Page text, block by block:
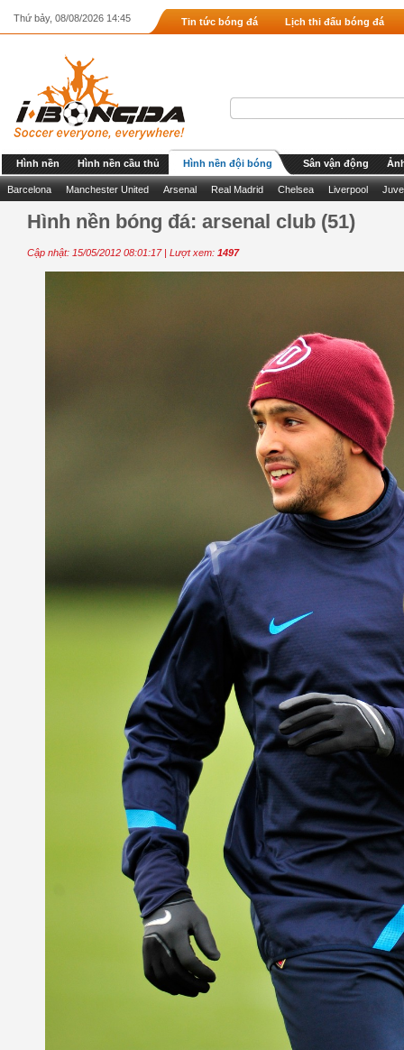
Thứ bảy, 08/08/2026 14:45 Tin tức bóng đá Lịch thi đấu bóng đá
Hình nền Hình nền cầu thủ Hình nền đội bóng Sân vận động
Barcelona Manchester United Arsenal Real Madrid Chelsea Liverpool
Hình nền bóng đá: arsenal club (51)
Cập nhật: 15/05/2012 08:01:17 | Lượt xem: 1497